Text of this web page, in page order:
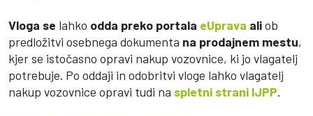
Vloga se lahko odda preko portala eUprava aliob
predložitvi osebnega dokumenta na prodajnem mestu,
kjer se istočasno opravi nakup vozovnice, ki jo vlagatelj
potrebuje. Po oddaji in odobritvi vloge lahko vlagatelj
nakup vozovnice opravi tudi na spletni strani IJPP.